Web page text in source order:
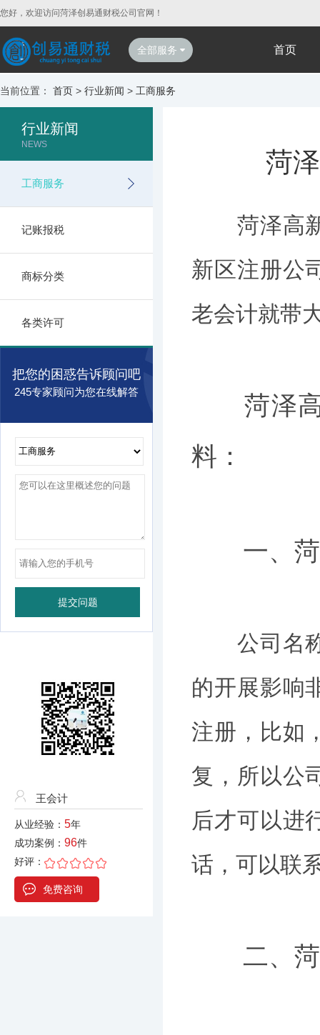
您好，欢迎访问菏泽创易通财税公司官网！
全部服务 首页
当前位置： 首页 > 行业新闻 > 工商服务
行业新闻
NEWS
工商服务
记账报税
商标分类
各类许可
把您的困惑告诉顾问吧
245专家顾问为您在线解答
王会计
从业经验： 5年
成功案例： 96件
好评：
免费咨询
菏
菏泽高新
新区注册公
老会计就带
菏泽高
料：
一、菏
公司名称
的开展影响
注册，比如
复，所以公
后才可以进
话，可以联
二、菏